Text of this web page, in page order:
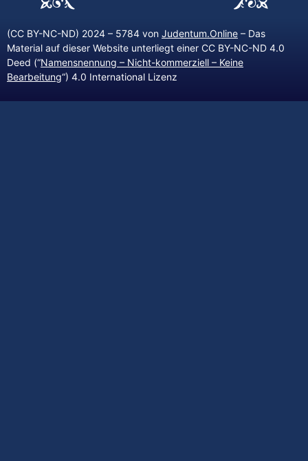
(CC BY-NC-ND) 2024 – 5784 von Judentum.Online – Das
Material auf dieser Website unterliegt einer CC BY-NC-ND 4.0
Deed (“Namensnennung – Nicht-kommerziell – Keine
Bearbeitung“) 4.0 International Lizenz